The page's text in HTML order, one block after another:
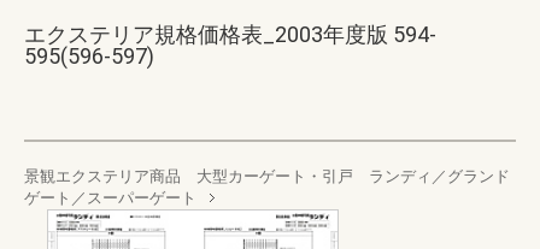
エクステリア規格価格表_2003年度版 594-
595(596-597)
景観エクステリア商品 大型カーゲート・引戸 ランディ／グランド
ゲート／スーパーゲート